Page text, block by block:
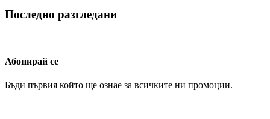
Последно разгледани
Абонирай се
Бъди първия който ще ознае за всичките ни промоции.